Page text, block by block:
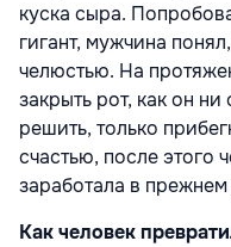
куска сыра.
гигант, мужчина
челюстью. На
закрыть рот, как он
решить, только
счастью, после этого
заработала в
Как человек